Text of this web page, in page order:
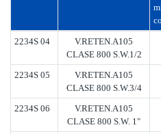
2234S 04
V.RETEN.A105
CLASE 800 S.W.1/2
2234S 05
V.RETEN.A105
CLASE 800 S.W.3/4
2234S 06
V.RETEN.A105
CLASE 800 S.W. 1"